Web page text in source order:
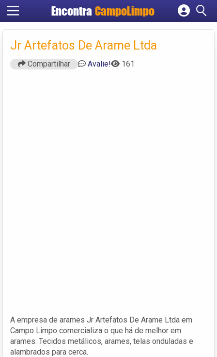
Encontra CampoLimpo
Cadastrar empresa
Criar conta
Jr Artefatos De Arame Ltda
Compartilhar Avalie! 161
A empresa de arames Jr Artefatos De Arame Ltda em
Campo Limpo comercializa o que há de melhor em
arames. Tecidos metálicos, arames, telas onduladas e
alambrados para cerca.